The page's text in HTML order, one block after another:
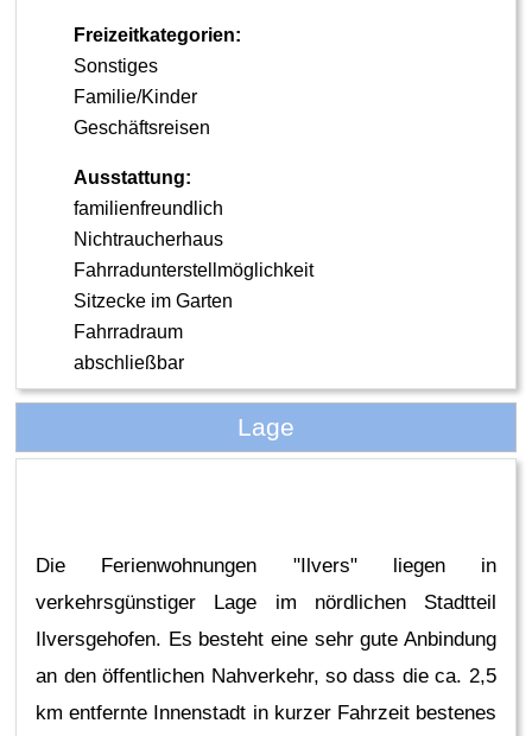
Freizeitkategorien:
Sonstiges
Familie/Kinder
Geschäftsreisen
Ausstattung:
familienfreundlich
Nichtraucherhaus
Fahrradunterstellmöglichkeit
Sitzecke im Garten
Fahrradraum
abschließbar
Lage
Die Ferienwohnungen "Ilvers" liegen in
verkehrsgünstiger Lage im nördlichen Stadtteil
Ilversgehofen. Es besteht eine sehr gute Anbindung
an den öffentlichen Nahverkehr, so dass die ca. 2,5
km entfernte Innenstadt in kurzer Fahrzeit bestenes